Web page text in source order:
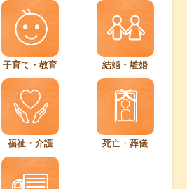
子育て・教育 結婚・離婚
福祉・介護 死亡・葬儀